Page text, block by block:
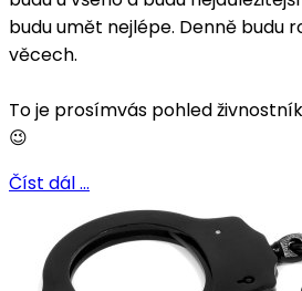
budu umět nejlépe. Denně budu
věcech.
To je prosímvás pohled
😉
Číst dál …